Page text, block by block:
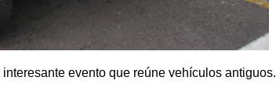
evento que reúne vehículos antiguos.